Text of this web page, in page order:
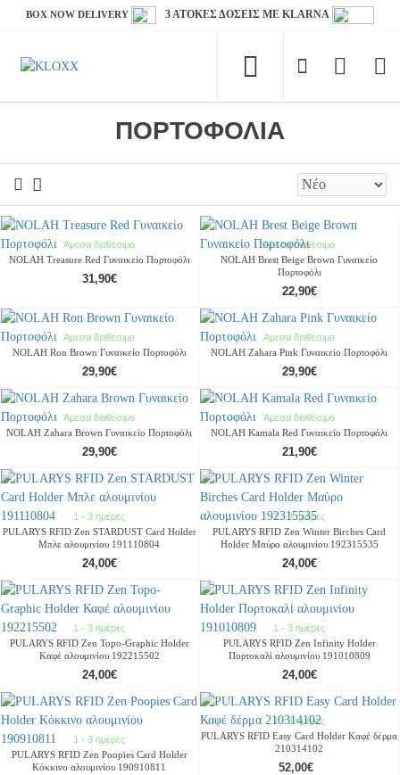
BOX NOW DELIVERY 3 ΑΤΟΚΕΣ ΔΟΣΕΙΣ ΜΕ KLARNA
ΠΟΡΤΟΦΌΛΙΑ
Άμεσα διαθέσιμο
NOLAH Treasure Red Γυναικείο Πορτοφόλι
31,90€
Άμεσα διαθέσιμο
NOLAH Brest Beige Brown Γυναικείο
Πορτοφόλι
22,90€
Άμεσα διαθέσιμο
NOLAH Ron Brown Γυναικείο Πορτοφόλι
29,90€
Άμεσα διαθέσιμο
NOLAH Zahara Pink Γυναικείο Πορτοφόλι
29,90€
Άμεσα διαθέσιμο
NOLAH Zahara Brown Γυναικείο Πορτοφόλι
29,90€
Άμεσα διαθέσιμο
NOLAH Kamala Red Γυναικείο Πορτοφόλι
21,90€
1 - 3 ημέρες
PULARYS RFID Zen STARDUST Card Holder
Μπλε αλουμινίου 191110804
24,00€
1 - 3 ημέρες
PULARYS RFID Zen Winter Birches Card
Holder Μαύρο αλουμινίου 192315535
24,00€
1 - 3 ημέρες
PULARYS RFID Zen Topo-Graphic Holder
Καφέ αλουμινίου 192215502
24,00€
1 - 3 ημέρες
PULARYS RFID Zen Infinity Holder
Πορτοκαλί αλουμινίου 191010809
24,00€
1 - 3 ημέρες
PULARYS RFID Zen Poopies Card Holder
Κόκκινο αλουμινίου 190910811
1 - 3 ημέρες
PULARYS RFID Easy Card Holder Καφέ δέρμα
210314102
52,00€